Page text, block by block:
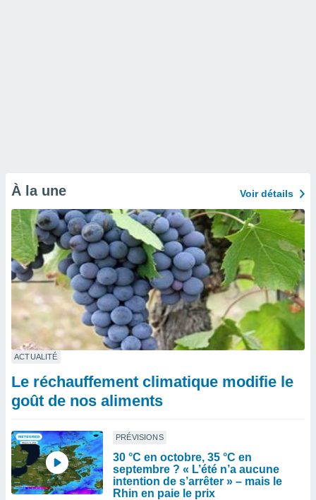
À la une Voir détails
ACTUALITÉ
Le réchauffement climatique modifie le
goût de nos aliments
PRÉVISIONS
30 °C en octobre, 35 °C en
septembre ? « L’été n’a aucune
intention de s’arrêter » – mais le
Rhin en paie le prix